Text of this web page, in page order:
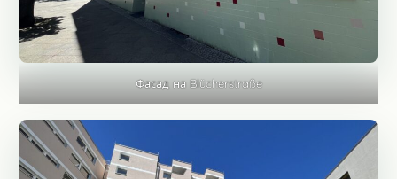
Фасад на Blücherstraße